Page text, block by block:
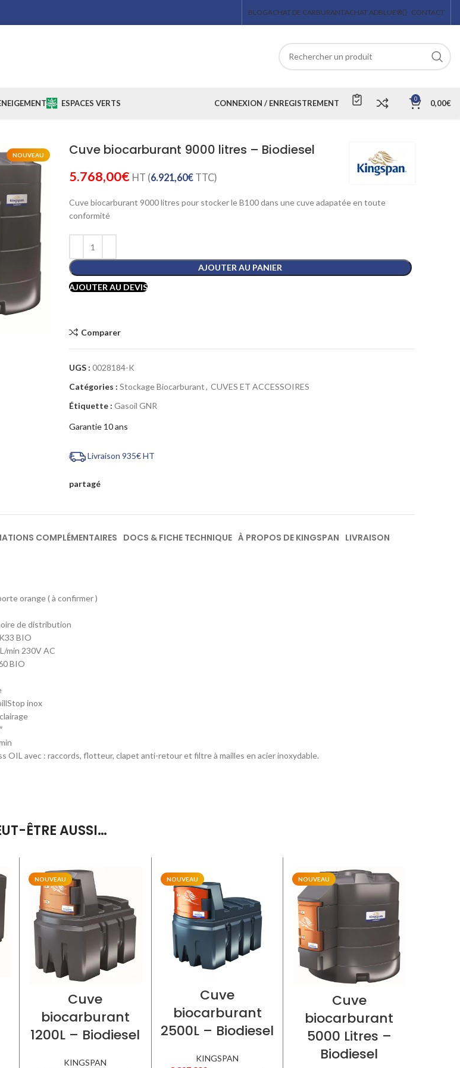
BLOGACHAT DE CARBURANTACHAT ADBLUE® CONTACT
ESPACES VERTS CONNEXION / ENREGISTREMENT 0 0,00€
NOUVEAU Cuve biocarburant 9000 litres – Biodiesel
5.768,00€ HT (6.921,60€TTC)
Cuve biocarburant 9000 litres pour stocker le B100 dans une cuve adapatée en toute
conformité
AJOUTER AU PANIER
AJOUTER AU DEVIS
Comparer
UGS : 0028184-K
Catégories : Stockage Biocarburant, CUVES ET ACCESSOIRES
Étiquette : Gasoil GNR
Garantie 10 ans
Livraison 935€ HT
partagé
COMPLÉMENTAIRES DOCS & FICHE TECHNIQUE À PROPOS DE KINGSPAN LIVRAISON
orange ( à confirmer )
de distribution
BIO
min 230V AC
BIO
inox
OIL avec : raccords, flotteur, clapet anti-retour et filtre à mailles en acier inoxydable.
ÊTRE AUSSI…
NOUVEAU
Cuve
biocarburant
1200L – Biodiesel
KINGSPAN
NOUVEAU
Cuve
biocarburant
2500L – Biodiesel
KINGSPAN
NOUVEAU
Cuve
biocarburant
5000 Litres –
Biodiesel